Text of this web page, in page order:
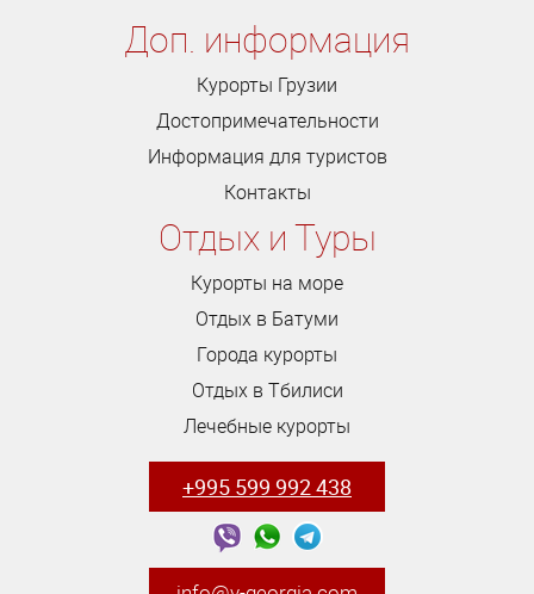
Доп. информация
Курорты Грузии
Достопримечательности
Информация для туристов
Контакты
Отдых и Туры
Курорты на море
Отдых в Батуми
Города курорты
Отдых в Тбилиси
Лечебные курорты
+995 599 992 438